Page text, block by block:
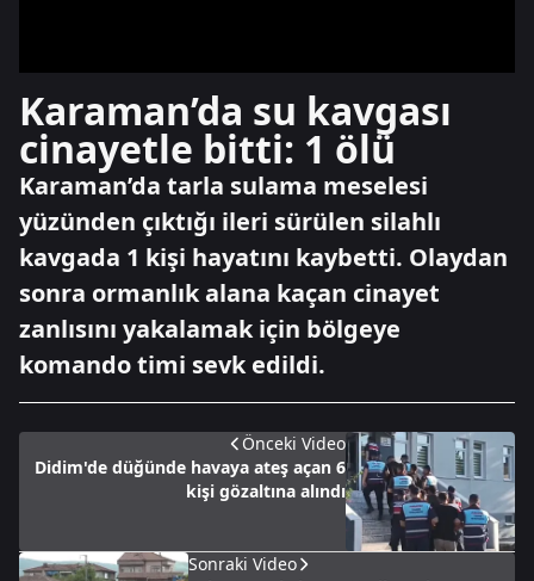
Karaman’da su kavgası
cinayetle bitti: 1 ölü
Karaman’da tarla sulama meselesi
yüzünden çıktığı ileri sürülen silahlı
kavgada 1 kişi hayatını kaybetti. Olaydan
sonra ormanlık alana kaçan cinayet
zanlısını yakalamak için bölgeye
komando timi sevk edildi.
Önceki Video
Didim'de düğünde havaya ateş açan 6
kişi gözaltına alındı
Sonraki Video